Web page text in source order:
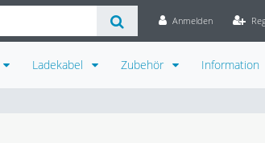
Anmelden
Ladekabel Zubehör Information